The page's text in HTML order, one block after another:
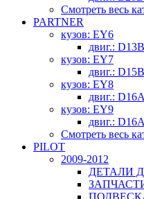
Смотреть весь
PARTNER
кузов: EY6
двиг.: D13B
кузов: EY7
двиг.: D15B
кузов: EY8
двиг.: D16A
кузов: EY9
двиг.: D16A
Смотреть весь
PILOT
2009-2012
ДЕТАЛИ